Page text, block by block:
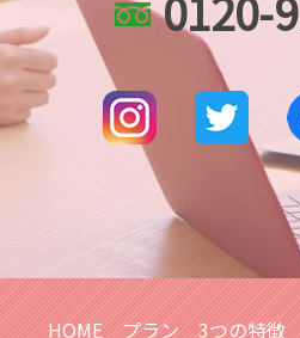
身辺調査 どこまでわかる
身辺調査 価格
出会い工作 探偵
人探し
人探し もう一度 会いた
家出調査 人探し
調査依頼
浦和 浮気不倫調査
土呂 浮気不倫調査
川口市 line 調査
川口市 浮気不倫調査
川越 浮気不倫調査
本川越的場 身辺調査
本川越的場 浮気不倫調
所沢市 浮気不倫調査
大宮公園 人探し
HOME プラン 3つの特徴